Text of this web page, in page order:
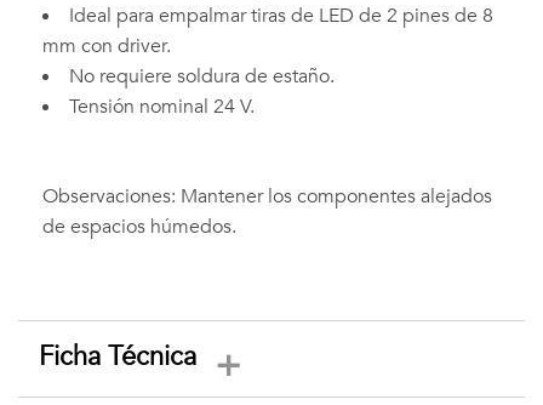
Ideal para empalmar tiras de LED de 2 pines de 8
mm con driver.
No requiere soldura de estaño.
Tensión nominal 24 V.
Observaciones: Mantener los componentes alejados
de espacios húmedos.
Ficha Técnica